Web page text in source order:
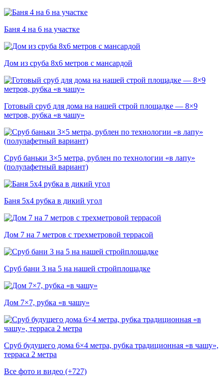
Баня 4 на 6 на участке
Дом из сруба 8х6 метров с мансардой
Готовый сруб для дома на нашей строй площадке — 8×9
метров, рубка «в чашу»
Сруб баньки 3×5 метра, рублен по технологии «в лапу»
(полулафетный вариант)
Баня 5х4 рубка в дикий угол
Дом 7 на 7 метров с трехметровой террасой
Сруб бани 3 на 5 на нашей стройплощадке
Дом 7×7, рубка «в чашу»
Сруб будущего дома 6×4 метра, рубка традиционная «в чашу»,
терраса 2 метра
Все фото и видео (+727)